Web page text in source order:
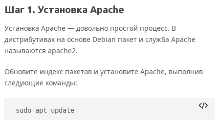
Шаг 1. Установка Apache
Установка Apache — довольно простой процесс. В
дистрибутивах на основе Debian пакет и служба Apache
называются apache2.
Обновите индекс пакетов и установите Apache, выполнив
следующие команды:
sudo apt update